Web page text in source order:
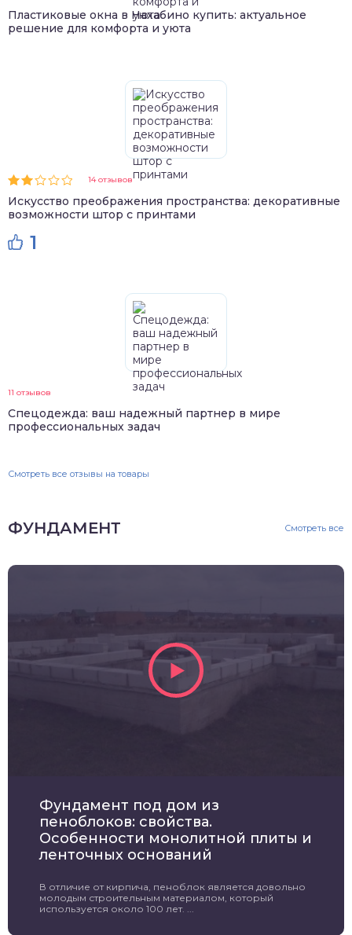
Пластиковые окна в Нахабино купить: актуальное
решение для комфорта и уюта
14 отзывов
Искусство преображения пространства: декоративные
возможности штор с принтами
1
11 отзывов
Спецодежда: ваш надежный партнер в мире
профессиональных задач
Смотреть все отзывы на товары
ФУНДАМЕНТ Смотреть все
Фундамент под дом из
пеноблоков: свойства.
Особенности монолитной плиты и
ленточных оснований
В отличие от кирпича, пеноблок является довольно
молодым строительным материалом, который
используется около 100 лет. ...